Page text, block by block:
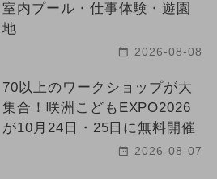
室内プール・仕事体験・遊園
地
2026-08-08
70以上のワークショップが大
集合！咲洲こどもEXPO2026
が10月24日・25日に無料開催
2026-08-07